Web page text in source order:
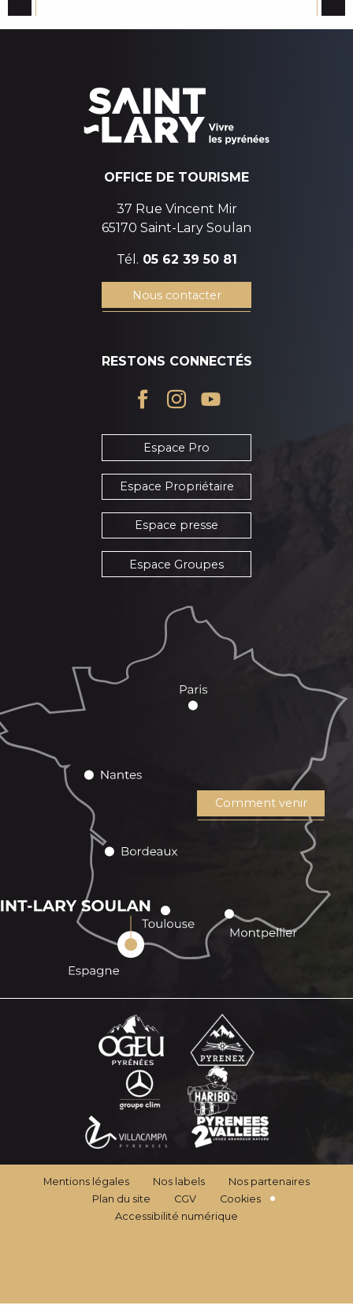
OFFICE DE TOURISME
37 Rue Vincent Mir
65170 Saint-Lary Soulan
Tél. 05 62 39 50 81
Nous contacter
RESTONS CONNECTÉS
Espace Pro
Espace Propriétaire
Espace presse
Espace Groupes
Comment venir
Mentions légales Nos labels
Nos partenaires
Plan du site
CGV
Cookies
Accessibilité numérique